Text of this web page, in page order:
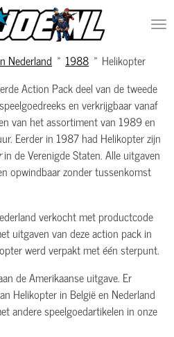
Nederland » 1988 » Helikopter
Action Pack deel van de tweede
en verkrijgbaar vanaf
van het assortiment van 1989 en
Eerder in 1987 had Helikopter zijn
in de Verenigde Staten. Alle uitgaven
opwindbaar zonder tussenkomst
verkocht met productcode
uitgaven van deze action pack in
werd verpakt met één sterpunt.
de Amerikaanse uitgave. Er
Helikopter in België en Nederland
andere speelgoedartikelen in onze